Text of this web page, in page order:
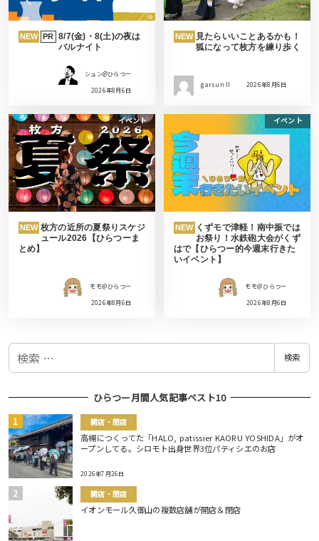
NEW PR 8/7(金)・8(土)の夜は
バルナイト
シュン@ひらつー
2026年8月6日
NEW 見たらいいことあるかも！
狐になって枚方を練り歩く
garsun II 2026年8月6日
イベント
NEW 枚方の近所の夏祭りスケジ
ュール2026【ひらつーま
とめ】
モモ＠ひらつー
2026年8月6日
イベント
NEW くずモで津軽！南中振では
お祭り！水鉄砲大会がくず
はで【ひらつー的今週末行きた
いイベント】
モモ＠ひらつー
2026年8月6日
検
検索
ひらつー月間人気記事ベスト10
開店・閉店
高槻につくってた「HALO, patissier KAORU YOSHIDA」がオ
ープンしてる。シロモト出身世界3位パティシエのお店
2026年7月26日
開店・閉店
イオンモール久御山の複数店舗が開店＆閉店